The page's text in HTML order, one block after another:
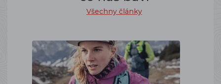
Všechny články